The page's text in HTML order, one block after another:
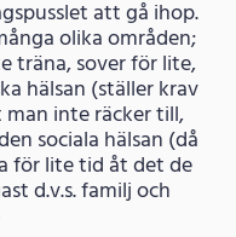
att gå ihop.
olika områden;
träna, sover för lite,
hälsan (ställer krav
inte räcker till,
sociala hälsan (då
för lite tid åt det de
d.v.s. familj och